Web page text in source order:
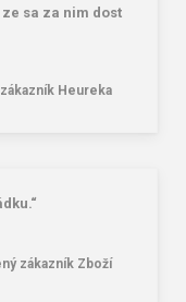
Vložky LOGAN 5815
sa za nim dost
Heureka
zákazník Zboží